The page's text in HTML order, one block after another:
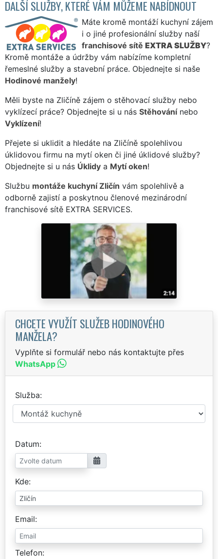
DALŠÍ SLUŽBY, KTERÉ VÁM MŮŽEME NABÍDNOUT
Máte kromě montáží kuchyní zájem
i o jiné profesionální služby naší
franchisové sítě EXTRA SLUŽBY?
Kromě montáže a údržby vám nabízíme kompletní
řemeslné služby a stavební práce. Objednejte si naše
Hodinové manžely!
Měli byste na Zličíně zájem o stěhovací služby nebo
vyklízecí práce? Objednejte si u nás Stěhovánínebo
Vyklízení!
Přejete si uklidit a hledáte na Zličíně spolehlivou
úklidovou firmu na mytí oken či jiné úklidové služby?
Objednejte si u nás Úklidy a Mytí oken!
Službu montáže kuchyní Zličín vám spolehlivě a
odborně zajistí a poskytnou členové mezinárodní
franchisové sítě EXTRA SERVICES.
CHCETE VYUŽÍT SLUŽEB HODINOVÉHO
MANŽELA?
Vyplňte si formulář nebo nás kontaktujte přes
WhatsApp
Služba
Datum
Kde
Email
Telefon